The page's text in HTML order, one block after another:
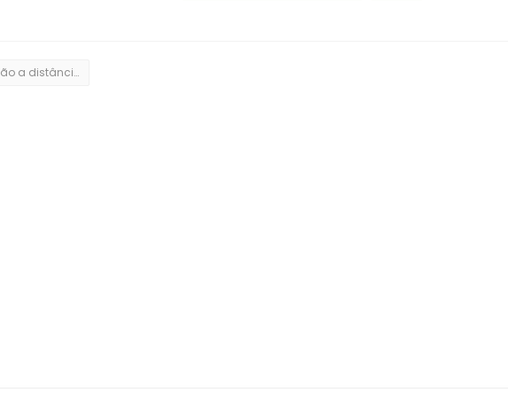
Educação a distância